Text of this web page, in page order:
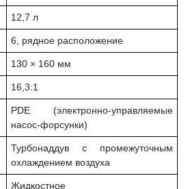
12,7 л
6, рядное расположение
130 × 160 мм
16,3:1
PDE (электронно-управляемые
насос-форсунки)
Турбонаддув с промежуточным
охлаждением воздуха
Жидкостное